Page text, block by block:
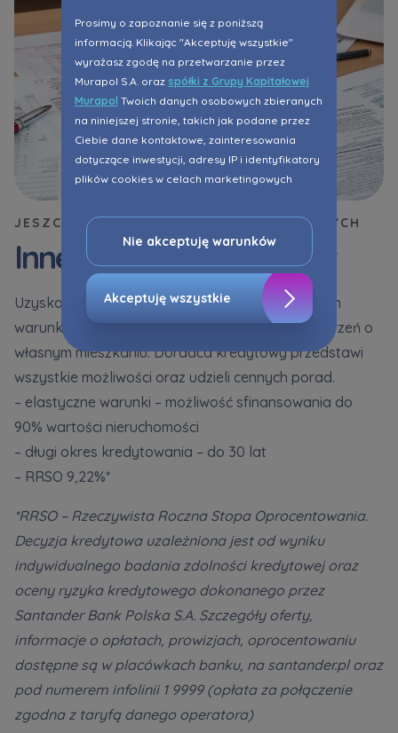
Prosimy o zapoznanie się z poniższą
informacją. Klikając "Akceptuję wszystkie"
wyrażasz zgodę na przetwarzanie przez
Murapol S.A. oraz spółki z Grupy Kapitałowej
Murapol Twoich danych osobowych zbieranych
na niniejszej stronie, takich jak podane przez
Ciebie dane kontaktowe, zainteresowania
dotyczące inwestycji, adresy IP i identyfikatory
plików cookies w celach marketingowych
do Twoich potrzeb, w tym w oparciu o
profilowanie. Oczywiście, możesz nie wyrazić
przedmiotowej zgody klikając ”Nie akceptuję
warunków”.
Zaznaczamy, iż zgoda jest dobrowolna i
ustawieniach zaawansowanych Twojej
przeglądarki.
analitycznych i statystycznych służących
poprawie stosowanych funkcjonalności i usług
świadczonych za pośrednictwem strony oraz
korzystania z Serwisu, a także w celach
uzasadnionych interesów realizowanych przez
Administratora.
Dane o aktywności na naszej stronie mogą być
Twoje dane są współadministrowane przez
spółki z Grupy Kapitałowej Murapol . Więcej o
tym jak przetwarzamy dane, wykorzystujemy
cookies i jakie przysługują Ci prawa znajdziesz
Nie akceptuję warunków
Akceptuję wszystkie
JESZCZE WIĘCEJ MOŻLIWOŚCI KREDYTOWYCH
Inne oferty - Santander
Uzyskanie kredytu hipotecznego na atrakcyjnych
warunkach to kluczowe wsparcie w realizacji marzeń o
własnym mieszkaniu. Doradca kredytowy przedstawi
wszystkie możliwości oraz udzieli cennych porad.
– elastyczne warunki – możliwość sfinansowania do
90% wartości nieruchomości
– długi okres kredytowania – do 30 lat
– RRSO 9,22%*
*RRSO – Rzeczywista Roczna Stopa Oprocentowania.
Decyzja kredytowa uzależniona jest od wyniku
indywidualnego badania zdolności kredytowej oraz
oceny ryzyka kredytowego dokonanego przez
Santander Bank Polska S.A. Szczegóły oferty,
informacje o opłatach, prowizjach, oprocentowaniu
dostępne są w placówkach banku, na santander.pl oraz
pod numerem infolinii 1 9999 (opłata za połączenie
zgodna z taryfą danego operatora)